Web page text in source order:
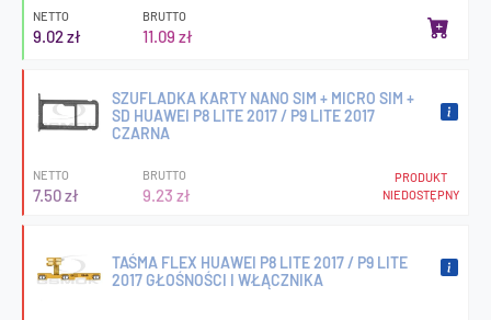
NETTO
9.02 zł
BRUTTO
11.09 zł
SZUFLADKA KARTY NANO SIM + MICRO SIM +
SD HUAWEI P8 LITE 2017 / P9 LITE 2017
CZARNA
NETTO
7.50 zł
BRUTTO
9.23 zł
PRODUKT
NIEDOSTĘPNY
TAŚMA FLEX HUAWEI P8 LITE 2017 / P9 LITE
2017 GŁOŚNOŚCI I WŁĄCZNIKA